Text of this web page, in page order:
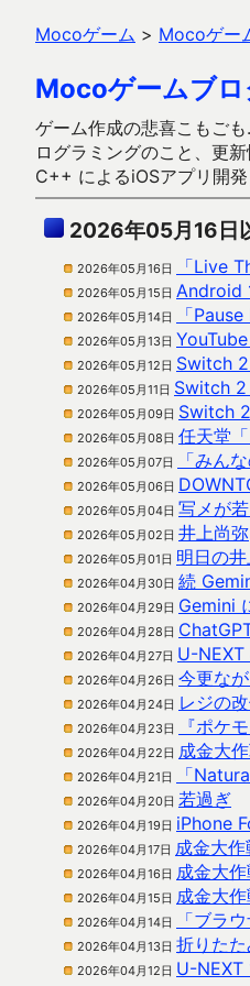
Mocoゲーム > Mocoゲー
Mocoゲームブ
ゲーム作成の悲喜こもご
ログラミングのこと、更
C++ によるiOSアプリ開
2026年05月16日
2026年05月16日 「Live
2026年05月15日 Android
2026年05月14日 「
2026年05月13日
2026年05月12日 Switch
2026年05月11日 Switch 2
2026年05月09日 Switch
2026年05月08日 任天堂
2026年05月07日 「みん
2026年05月06日
2026年05月04日 写メが
2026年05月02日 井上尚弥
2026年05月01日 明日の
2026年04月30日 続
2026年04月29日 Gemini
2026年04月28日
2026年04月27日 U-NEXT
2026年04月26日 今更な
2026年04月24日 レジの
2026年04月23日 『ポケ
2026年04月22日 成金大
2026年04月21日 「
2026年04月20日 若過ぎ
2026年04月19日 iPhone
2026年04月17日 成金大
2026年04月16日 成金大
2026年04月15日 成金大
2026年04月14日 「ブラ
2026年04月13日 折りた
2026年04月12日 U-NEXT